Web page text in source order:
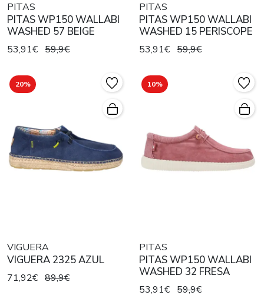
PITAS
PITAS WP150 WALLABI
WASHED 57 BEIGE
53,91€ 59,9€
PITAS
PITAS WP150 WALLABI
WASHED 15 PERISCOPE
53,91€ 59,9€
20%
VIGUERA
VIGUERA 2325 AZUL
71,92€ 89,9€
10%
PITAS
PITAS WP150 WALLABI
WASHED 32 FRESA
53,91€ 59,9€